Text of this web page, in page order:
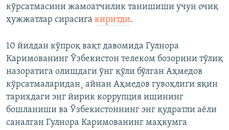
кўрсатмасини жамоатчилик танишиши учун очиқ
ҳужжатлар сирасига киритди.
10 йилдан кўпроқ вақт давомида Гулнора
Каримованинг Ўзбекистон телеком бозорини тўлиқ
назоратига олишдаги ўнг қўли бўлган Аҳмедов
кўрсатмаларидан¸ айнан Аҳмедов гувоҳлиги яқин
тарихдаги энг йирик коррупция ишининг
бошланиши ва Ўзбекистоннинг энг қудратли аëли
саналган Гулнора Каримованинг маҳкумга